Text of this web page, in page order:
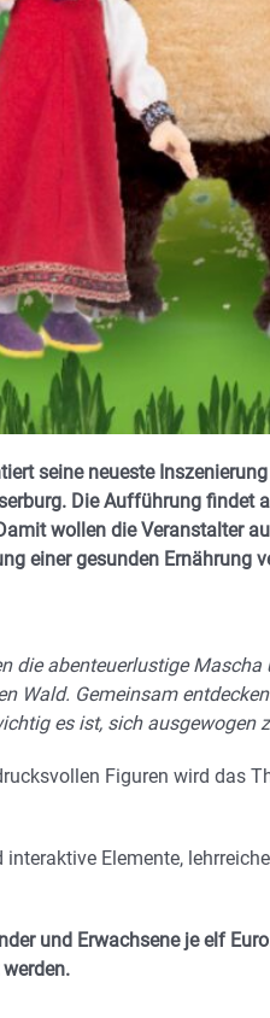
seine neueste
Die Aufführung findet
wollen die Veranstalter
einer gesunden Ernährung
die abenteuerlustige Mascha
Wald. Gemeinsam
es ist, sich ausgewogen
Figuren wird das
Elemente,
und Erwachsene je elf